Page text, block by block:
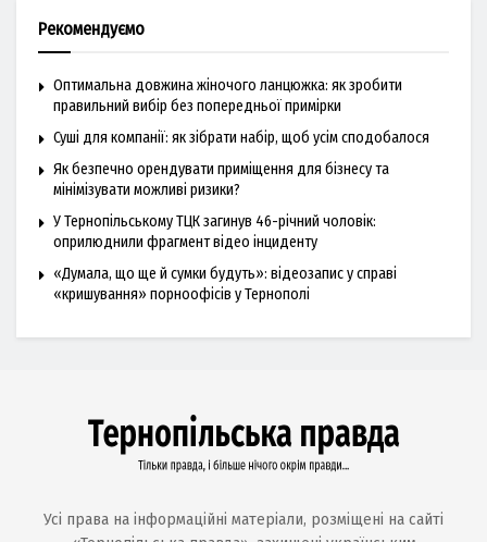
Рекомендуємо
Оптимальна довжина жіночого ланцюжка: як зробити
правильний вибір без попередньої примірки
Суші для компанії: як зібрати набір, щоб усім сподобалося
Як безпечно орендувати приміщення для бізнесу та
мінімізувати можливі ризики?
У Тернопільському ТЦК загинув 46-річний чоловік:
оприлюднили фрагмент відео інциденту
«Думала, що ще й сумки будуть»: відеозапис у справі
«кришування» порноофісів у Тернополі
Усі права на інформаційні матеріали, розміщені на сайті